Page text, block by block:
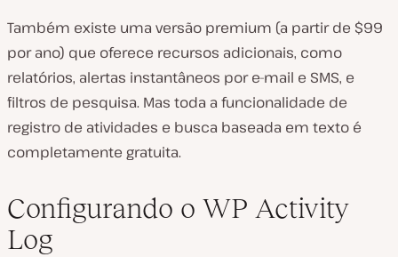
Também existe uma versão premium (a partir de $99
por ano) que oferece recursos adicionais, como
relatórios, alertas instantâneos por e-mail e SMS, e
filtros de pesquisa. Mas toda a funcionalidade de
registro de atividades e busca baseada em texto é
completamente gratuita.
Configurando o WP Activity
Log